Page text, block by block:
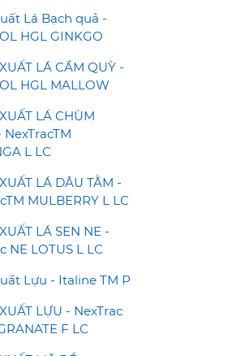
Lá Bạch quả -
HGL GINKGO
LÁ CẨM QUỲ -
HGL MALLOW
LÁ CHÙM
NexTracTM
L LC
LÁ DÂU TẰM -
MULBERRY L LC
LÁ SEN NE -
NE LOTUS L LC
Lựu - Italine TM P
LỰU - NexTrac
F LC